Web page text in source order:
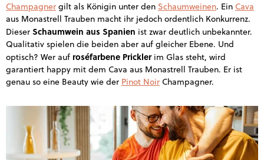
Champagner gilt als Königin unter den Schaumweinen. Ein Cava
aus Monastrell Trauben macht ihr jedoch ordentlich Konkurrenz.
Dieser Schaumwein aus Spanien ist zwar deutlich unbekannter.
Qualitativ spielen die beiden aber auf gleicher Ebene. Und
optisch? Wer auf roséfarbene Pricklerim Glas steht, wird
garantiert happy mit dem Cava aus Monastrell Trauben. Er ist
genau so eine Beauty wie der Pinot Noir Champagner.